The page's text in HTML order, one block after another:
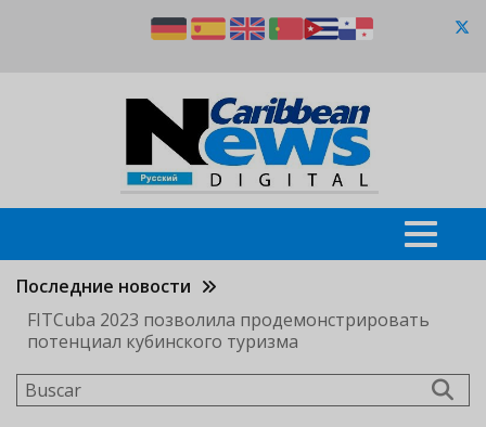
Последние новости
FITCuba 2023 позволила продемонстрировать
потенциал кубинского туризма
Buscar